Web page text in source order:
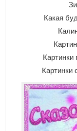
Какая
Картинки